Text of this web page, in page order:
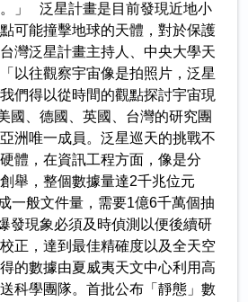
」 泛星計畫是目前發現近地小
可能撞擊地球的天體，對於保護
灣泛星計畫主持人、中央大學天
以往觀察宇宙像是拍照片，泛星
們得以從時間的觀點探討宇宙現
國、德國、英國、台灣的研究團
洲唯一成員。泛星巡天的挑戰不
體，在資訊工程方面，像是分
舉，整個數據量達2千兆位元
一般文件量，需要1億6千萬個抽
發現象必須及時偵測以便後續研
正，達到最佳精確度以及全天空
的數據由夏威夷天文中心利用高
科學團隊。首批公布「靜態」數